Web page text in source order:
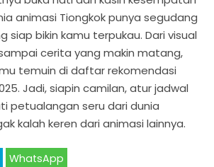
animasi Tiongkok punya segudang
siap bikin kamu terpukau. Dari visual
cerita yang makin matang,
temuin di daftar rekomendasi
Jadi, siapin camilan, atur jadwal
petualangan seru dari dunia
kalah keren dari animasi lainnya.
WhatsApp